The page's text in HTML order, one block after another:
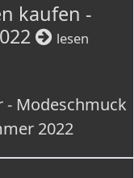
kaufen -
lesen
- Modeschmuck
2022